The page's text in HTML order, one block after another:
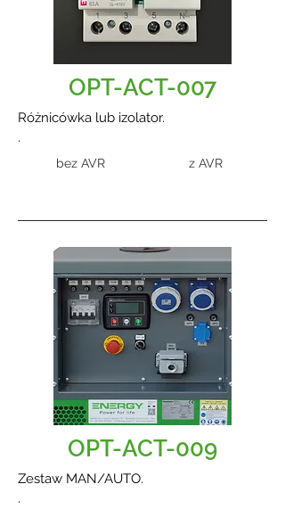
OPT-ACT-007
Różnicówka lub izolator.
.
bez AVR z AVR
OPT-ACT-009
Zestaw MAN/AUTO.
.